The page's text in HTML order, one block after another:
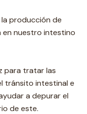
la producción de
nuestro intestino
para tratar las
tránsito intestinal e
a depurar el
de este.